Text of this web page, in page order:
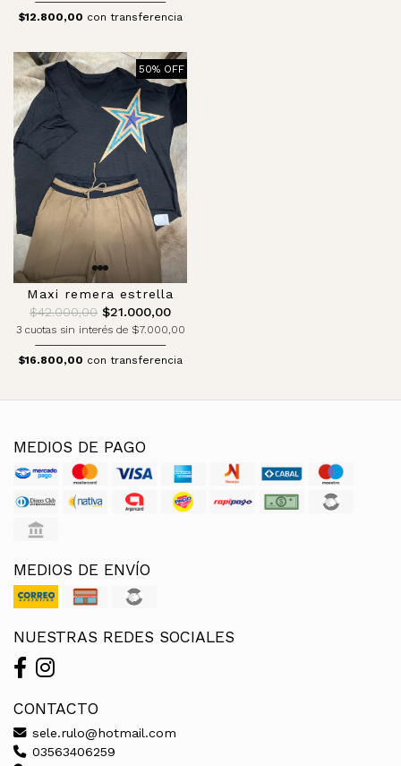
$12.800,00 con transferencia
50% OFF
Maxi remera estrella
$42.000,00 $21.000,00
3 cuotas sin interés de $7.000,00
$16.800,00 con transferencia
MEDIOS DE PAGO
MEDIOS DE ENVÍO
NUESTRAS REDES SOCIALES
CONTACTO
sele.rulo@hotmail.com
03563406259